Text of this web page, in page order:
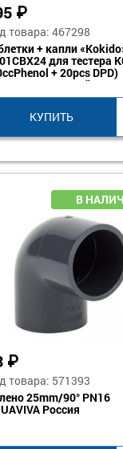
₽
товара: 467298
+ капли
для тестера
+ 20pcs DPD)
КУПИТЬ
₽
товара: 571393
25mm/90° PN16
Россия